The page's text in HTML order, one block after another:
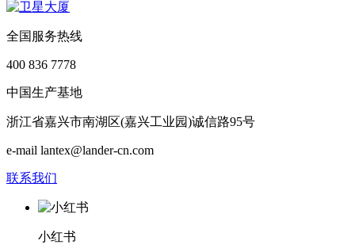
全国服务热线
400 836 7778
中国生产基地
浙江省嘉兴市南湖区(嘉兴工业园)诚信路95号
e-mail lantex@lander-cn.com
联系我们
小红书